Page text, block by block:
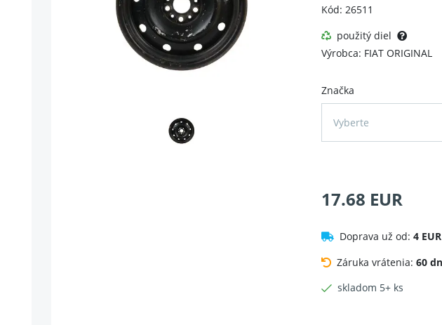
Kód: 26511
použitý diel
Výrobca: FIAT ORIGINAL
Značka
Vyberte
17.68 EUR
Doprava už od: 4 EUR
Záruka vrátenia: 60
skladom 5+ ks